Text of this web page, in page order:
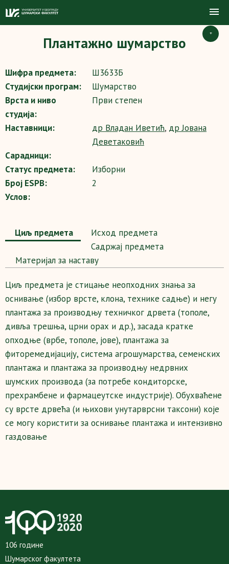
+
Плантажно шумарство
Шифра предмета:
Ш3633Б
Студијски програм:
Шумарство
Врста и ниво
студија:
Први степен
Наставници: др Владан Иветић, др Јована
Деветаковић
Сарадници:
Статус предмета:
Изборни
Број ESPB:
2
Услов:
Циљ предмета
Исход предмета
Садржај предмета
Maтеријал за наставу
Циљ предмета је стицање неопходних знања за
оснивање (избор врсте, клона, технике садње) и негу
плантажа за производњу техничког дрвета (тополе,
дивља трешња, црни орах и др.), засада кратке
опходње (врбе, тополе, јове), плантажа за
фиторемедијацију, система агрошумарства, семенских
плантажа и плантажа за производњу недрвних
шумских производа (за потребе кондиторске,
прехрамбене и фармацеутске индустрије). Обухваћене
су врсте дрвећа (и њихови унутарврсни таксони) које
се могу користити за оснивање плантажа и интензивно
газдовање
106 године
Шумарског факултета